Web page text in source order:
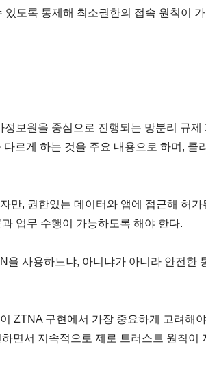
도록 통제해 최소권한의 접속 원칙이
보원을 중심으로 진행되는 망분리 규제
르게 하는 것을 주요 내용으로 하며, 클
만, 권한있는 데이터와 앱에 접근해 허가
업무 수행이 가능하도록 해야 한다.
사용하느냐, 아니냐가 아니라 안전한
ZTNA 구현에서 가장 중요하게 고려해
면서 지속적으로 제로 트러스트 원칙이